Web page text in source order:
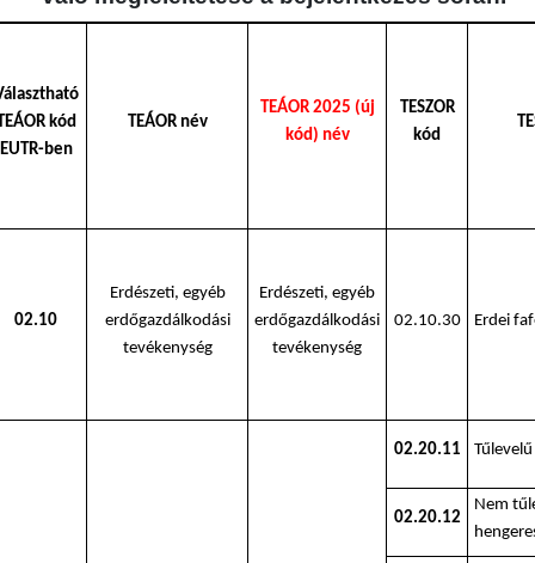
kód
EUTR-ben
TEÁOR név
TEÁOR 2025 (új
kód) név
TESZOR
kód
02.10
Erdészeti, egyéb
erdőgazdálkodási
tevékenység
Erdészeti, egyéb
erdőgazdálkodási
tevékenység
02.10.30 Erdei
02.20.11
02.20.12
Nem